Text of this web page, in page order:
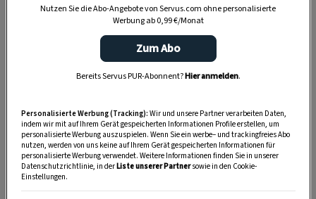
Kreative Ideen für Veilchen
Nutzen Sie die Abo-Angebote von Servus.com ohne personalisierte
Werbung ab 0,99 €/Monat
Zum Abo
Bereits Servus PUR-Abonnent?Hier anmelden.
Personalisierte Werbung (Tracking): Wir und unsere Partner verarbeiten Daten,
indem wir mit auf Ihrem Gerät gespeicherten Informationen Profile erstellen, um
personalisierte Werbung auszuspielen. Wenn Sie ein werbe– und trackingfreies Abo
nutzen, werden von uns keine auf Ihrem Gerät gespeicherten Informationen für
personalisierte Werbung verwendet. Weitere Informationen finden Sie in unserer
Datenschutzrichtlinie, in derListe unserer Partnersowie in den Cookie-
Einstellungen.